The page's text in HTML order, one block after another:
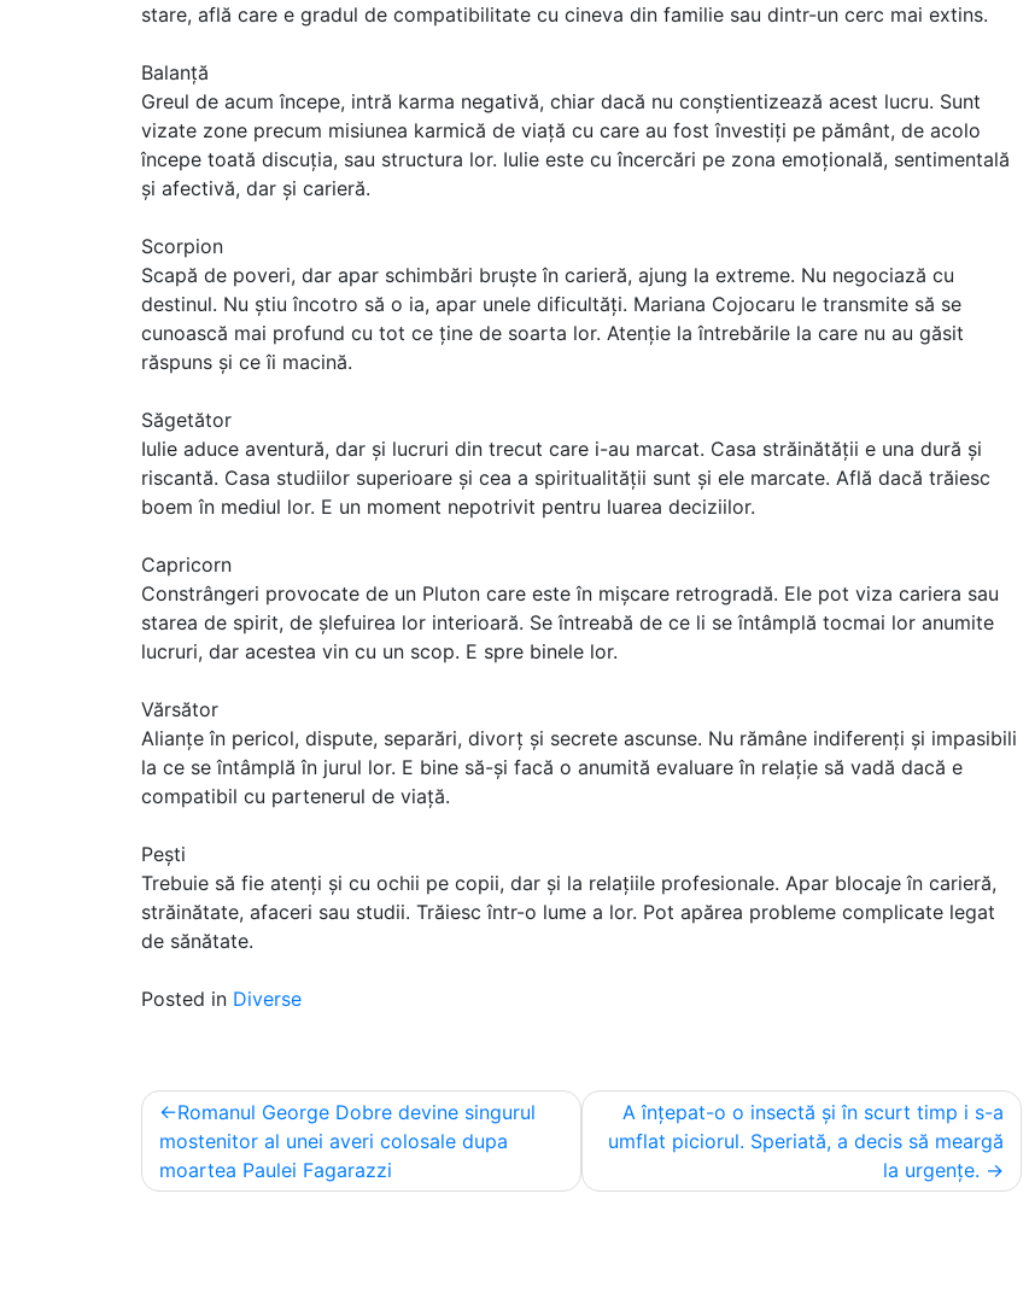
stare, află care e gradul de compatibilitate cu cineva din familie sau dintr-un cerc mai extins.
Balanță
Greul de acum începe, intră karma negativă, chiar dacă nu conștientizează acest lucru. Sunt
vizate zone precum misiunea karmică de viață cu care au fost învestiți pe pământ, de acolo
începe toată discuția, sau structura lor. Iulie este cu încercări pe zona emoțională, sentimentală
și afectivă, dar și carieră.
Scorpion
Scapă de poveri, dar apar schimbări bruște în carieră, ajung la extreme. Nu negociază cu
destinul. Nu știu încotro să o ia, apar unele dificultăți. Mariana Cojocaru le transmite să se
cunoască mai profund cu tot ce ține de soarta lor. Atenție la întrebările la care nu au găsit
răspuns și ce îi macină.
Săgetător
Iulie aduce aventură, dar și lucruri din trecut care i-au marcat. Casa străinătății e una dură și
riscantă. Casa studiilor superioare și cea a spiritualității sunt și ele marcate. Află dacă trăiesc
boem în mediul lor. E un moment nepotrivit pentru luarea deciziilor.
Capricorn
Constrângeri provocate de un Pluton care este în mișcare retrogradă. Ele pot viza cariera sau
starea de spirit, de șlefuirea lor interioară. Se întreabă de ce li se întâmplă tocmai lor anumite
lucruri, dar acestea vin cu un scop. E spre binele lor.
Vărsător
Alianțe în pericol, dispute, separări, divorț și secrete ascunse. Nu rămâne indiferenți și impasibili
la ce se întâmplă în jurul lor. E bine să-și facă o anumită evaluare în relație să vadă dacă e
compatibil cu partenerul de viață.
Pești
Trebuie să fie atenți și cu ochii pe copii, dar și la relațiile profesionale. Apar blocaje în carieră,
străinătate, afaceri sau studii. Trăiesc într-o lume a lor. Pot apărea probleme complicate legat
de sănătate.
Posted in Diverse
Post
navigation
Romanul George Dobre devine singurul
mostenitor al unei averi colosale dupa
moartea Paulei Fagarazzi
A înțepat-o o insectă și în scurt timp i s-a
umflat piciorul. Speriată, a decis să meargă
la urgențe.